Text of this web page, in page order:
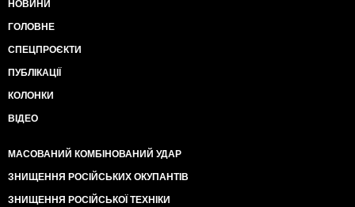
НОВИНИ
ГОЛОВНЕ
СПЕЦПРОЄКТИ
ПУБЛІКАЦІЇ
КОЛОНКИ
ВІДЕО
МАСОВАНИЙ КОМБІНОВАНИЙ УДАР
ЗНИЩЕННЯ РОСІЙСЬКИХ ОКУПАНТІВ
ЗНИЩЕННЯ РОСІЙСЬКОЇ ТЕХНІКИ